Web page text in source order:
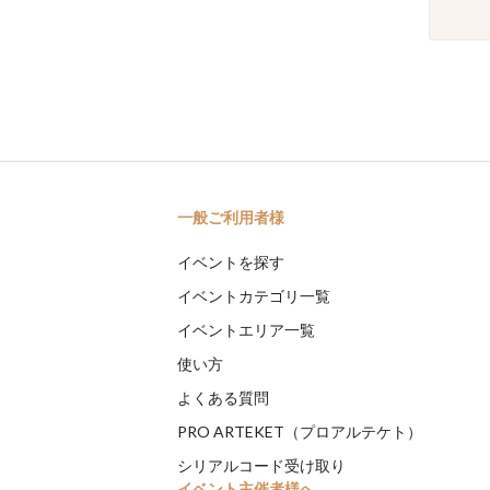
一般ご利用者様
イベントを探す
イベントカテゴリ一覧
イベントエリア一覧
使い方
よくある質問
PRO ARTEKET（プロアルテケト）
シリアルコード受け取り